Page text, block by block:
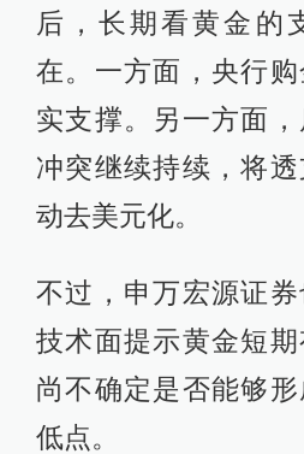
后，长期看黄金的
在。一方面，央行
实支撑。另一方面
冲突继续持续，将
动去美元化。
不过，申万宏源证
技术面提示黄金短
尚不确定是否能够
低点。